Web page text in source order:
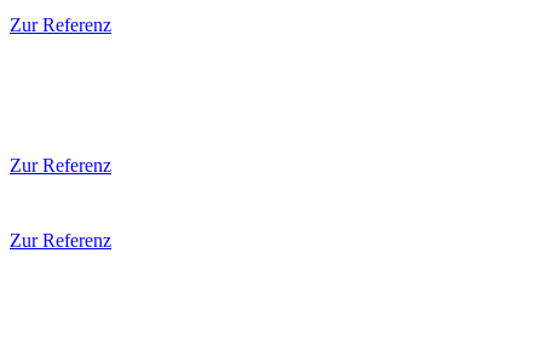
Zur Referenz
Zur Referenz
Zur Referenz